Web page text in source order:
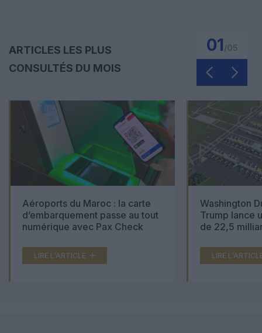
ARTICLES LES PLUS
CONSULTÉS DU MOIS
01
Aéroports du Maroc : la carte
d’embarquement passe au tout
numérique avec Pax Check
LIRE L'ARTICLE
Washington
Trump lance
de 22,5
LIRE